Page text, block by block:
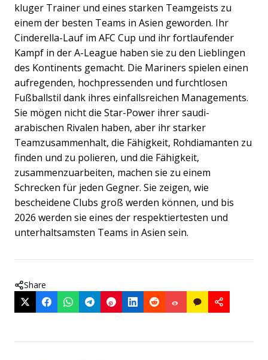
kluger Trainer und eines starken Teamgeists zu
einem der besten Teams in Asien geworden. Ihr
Cinderella-Lauf im AFC Cup und ihr fortlaufender
Kampf in der A-League haben sie zu den Lieblingen
des Kontinents gemacht. Die Mariners spielen einen
aufregenden, hochpressenden und furchtlosen
Fußballstil dank ihres einfallsreichen Managements.
Sie mögen nicht die Star-Power ihrer saudi-
arabischen Rivalen haben, aber ihr starker
Teamzusammenhalt, die Fähigkeit, Rohdiamanten zu
finden und zu polieren, und die Fähigkeit,
zusammenzuarbeiten, machen sie zu einem
Schrecken für jeden Gegner. Sie zeigen, wie
bescheidene Clubs groß werden können, und bis
2026 werden sie eines der respektiertesten und
unterhaltsamsten Teams in Asien sein.
Share